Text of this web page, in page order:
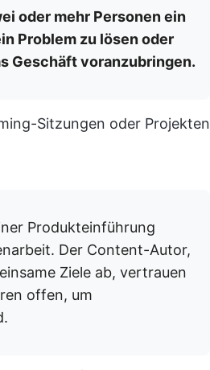
oder mehr Personen ein
Problem zu lösen oder
Geschäft voranzubringen.
Sitzungen oder Projekten
Produkteinführung
Der Content-Autor,
Ziele ab, vertrauen
offen, um